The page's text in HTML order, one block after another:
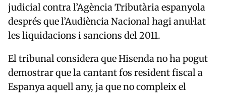
judicial contra l’Agència Tributària espanyola
després que l’Audiència Nacionalhagi anul·lat
les liquidacions i sancions del 2011.
El tribunal considera que Hisenda no ha pogut
demostrar que la cantant fos resident fiscal a
Espanya aquell any, ja que no compleix el